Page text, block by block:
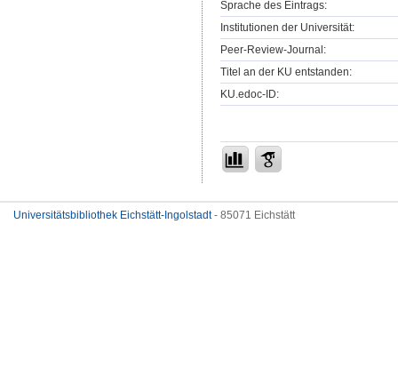
Sprache des Eintrags:
Institutionen der Universität:
Peer-Review-Journal:
Titel an der KU entstanden:
KU.edoc-ID:
Universitätsbibliothek Eichstätt-Ingolstadt- 85071 Eichstätt